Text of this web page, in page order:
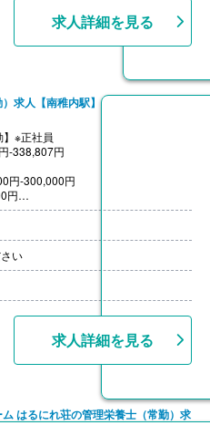
求人詳細を見る
求人【南稚内駅】
】※正社員
-338,807円
円-300,000円
円
円-33,807円
円（親の住宅より通勤の場合は対象
3.00ヶ月分）※前年度実績
上限25,000円/月）
あたり3,000円）※前年度実績
い
求人詳細を見る
はるにれ荘の管理栄養士（常勤）求